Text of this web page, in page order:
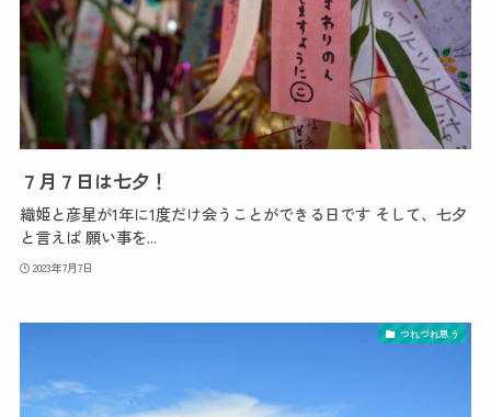
７月７日は七夕！
織姫と彦星が1年に1度だけ会うことができる日です そして、七夕
と言えば 願い事を...
2023年7月7日
つれづれ思う